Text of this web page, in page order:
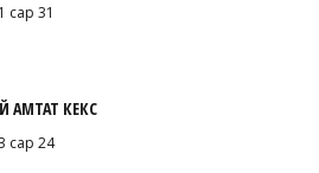
сар 31
АМТАТ КЕКС
сар 24